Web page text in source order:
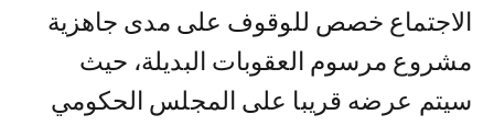
الاجتماع خصص للوقوف على مدى جاهزية
مشروع مرسوم العقوبات البديلة، حيث
سيتم عرضه قريبا على المجلس الحكومي